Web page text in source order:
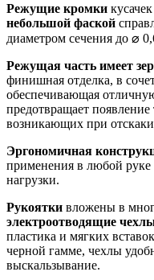
Режущие кромки
небольшой фаской
диаметром сечения до ⌀
Режущая часть имеет
финишная отделка, в
обеспечивающая
предотвращает
возникающих при
Эргономичная
применения в любой руке
нагрузки.
Рукоятки вложены в
электроотводящие
пластика и мягких
черной гамме, чехлы
выскальзывание.